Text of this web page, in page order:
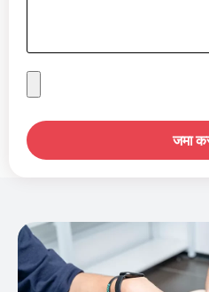
जमा